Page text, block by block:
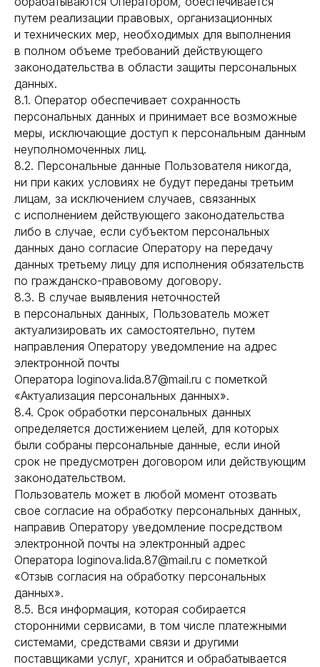
путем реализации правовых, организационных
и технических мер, необходимых для выполнения
в полном объеме требований действующего
законодательства в области защиты персональных
данных.
8.1. Оператор обеспечивает сохранность
персональных данных и принимает все возможные
меры, исключающие доступ к персональным данным
неуполномоченных лиц.
8.2. Персональные данные Пользователя никогда,
ни при каких условиях не будут переданы третьим
лицам, за исключением случаев, связанных
с исполнением действующего законодательства
либо в случае, если субъектом персональных
данных дано согласие Оператору на передачу
данных третьему лицу для исполнения обязательств
по гражданско-правовому договору.
8.3. В случае выявления неточностей
в персональных данных, Пользователь может
актуализировать их самостоятельно, путем
направления Оператору уведомление на адрес
электронной почты
Оператора loginova.lida.87@mail.ru с пометкой
«Актуализация персональных данных».
8.4. Срок обработки персональных данных
определяется достижением целей, для которых
были собраны персональные данные, если иной
срок не предусмотрен договором или действующим
законодательством.
Пользователь может в любой момент отозвать
свое согласие на обработку персональных данных,
направив Оператору уведомление посредством
электронной почты на электронный адрес
Оператора loginova.lida.87@mail.ru с пометкой
«Отзыв согласия на обработку персональных
данных».
8.5. Вся информация, которая собирается
сторонними сервисами, в том числе платежными
системами, средствами связи и другими
поставщиками услуг, хранится и обрабатывается